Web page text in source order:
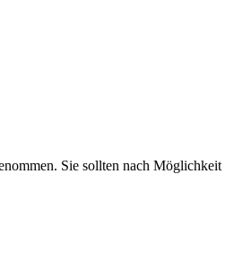
Sie sollten nach